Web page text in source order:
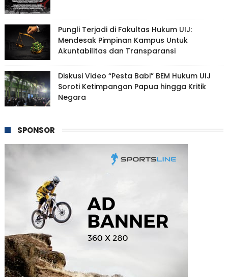
Pungli Terjadi di Fakultas Hukum UIJ:
Mendesak Pimpinan Kampus Untuk
Akuntabilitas dan Transparansi
Diskusi Video “Pesta Babi” BEM Hukum UIJ
Soroti Ketimpangan Papua hingga Kritik
Negara
SPONSOR